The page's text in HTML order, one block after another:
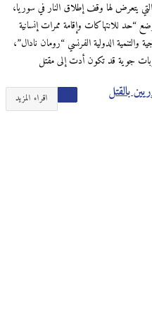
يتعرض لها وقف إطلاق النار في سوريا،
“حد للانتهاكات وإقامة ممرات إنسانية
الدولية الفرنسي “رومان نادال”،
جوية قد تكون أدت إلى مقتل
اقراء المزيد
سوريين بالقتل